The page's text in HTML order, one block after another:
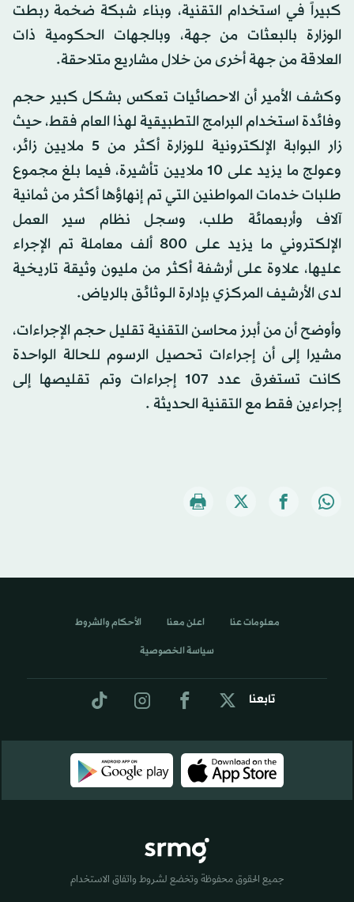
كبيراً في استخدام التقنية، وبناء شبكة ضخمة ربطت
الوزارة بالبعثات من جهة، وبالجهات الحكومية ذات
العلاقة من جهة أخرى من خلال مشاريع متلاحقة.
وكشف الأمير أن الاحصائيات تعكس بشكل كبير حجم
وفائدة استخدام البرامج التطبيقية لهذا العام فقط، حيث
زار البوابة الإلكترونية للوزارة أكثر من 5 ملايين زائر،
وعولج ما يزيد على 10 ملايين تأشيرة، فيما بلغ مجموع
طلبات خدمات المواطنين التي تم إنهاؤها أكثر من ثمانية
آلاف وأربعمائة طلب، وسجل نظام سير العمل
الإلكتروني ما يزيد على 800 ألف معاملة تم الإجراء
عليها، علاوة على أرشفة أكثر من مليون وثيقة تاريخية
لدى الأرشيف المركـزي بإدارة الـوثائق بالرياض.
وأوضح أن من أبرز محاسن التقنية تقليل حجم الإجراءات،
مشيرا إلى أن إجراءات تحصيل الرسوم للحالة الواحدة
كانت تستغرق عدد 107 إجراءات وتم تقليصها إلى
إجراءين فقط مع التقنية الحديثة .
تابعنا
معلومات عنا اعلن معنا الأحكام والشروط
سياسة الخصوصية
جميع الحقوق محفوظة وتخضع لشروط واتفاق الاستخدام